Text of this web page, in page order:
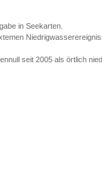
in Seekarten.
seit 2005 als örtlich